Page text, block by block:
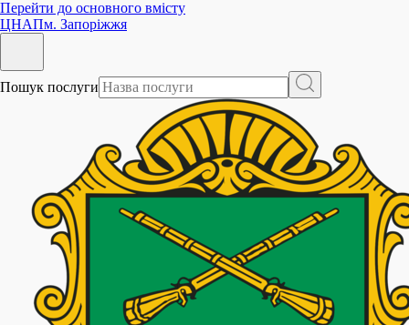
Перейти до основного вмісту
ЦНАПм. Запоріжжя
Пошук послуги